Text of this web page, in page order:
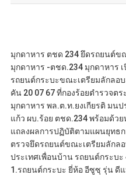
มุกดาหาร ตชด 234 ยึดรถยนต์
มุกดาหาร -ตชด.234 มุกดาหาร
รถยนต์กระบะขณะเตรียมลักลอ
คัน 20 07 67 ที่กองร้อยตำรวจต
มุกดาหาร พล.ต.ท.ยงเกียรติ ม
แก้ว ผบ.ร้อย ตชด.234 พร้อมด้ว
แถลงผลการปฏิบัติตามแผนยุทธ
ตรวจยึดรถยนต์ขณะเตรียมลักล
ประเทศเพื่อนบ้าน รถยนต์กระบ
1.รถยนต์กระบะ ยี่ห้อ อีซูซุ รุ่น ดี